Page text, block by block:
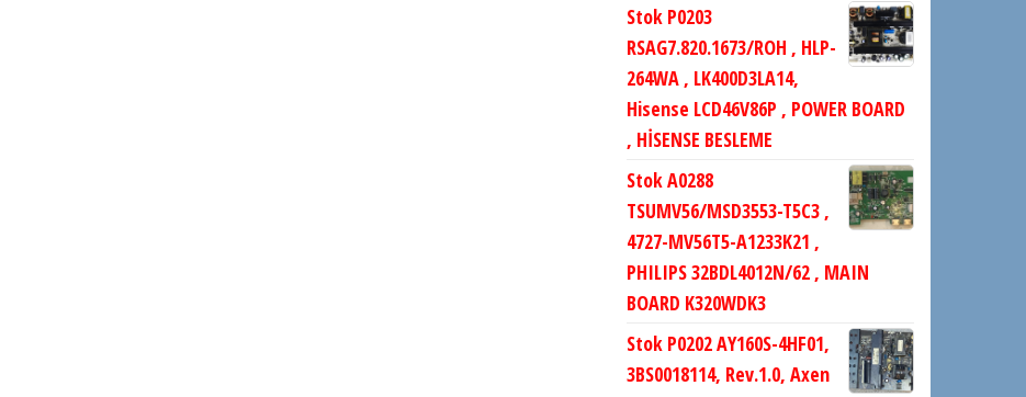
Stok P0203
RSAG7.820.1673/ROH , HLP-
264WA , LK400D3LA14,
Hisense LCD46V86P , POWER BOARD
, HİSENSE BESLEME
Stok A0288
TSUMV56/MSD3553-T5C3 ,
4727-MV56T5-A1233K21 ,
PHILIPS 32BDL4012N/62 , MAIN
BOARD K320WDK3
Stok P0202 AY160S-4HF01,
3BS0018114, Rev.1.0, Axen